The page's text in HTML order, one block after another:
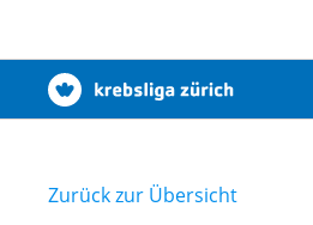
Zurück zur Übersicht